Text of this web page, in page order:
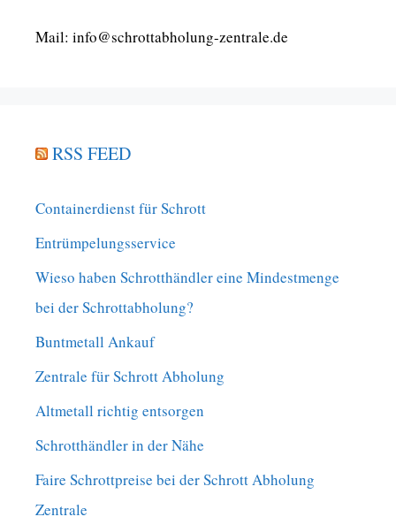
Mail: info@schrottabholung-zentrale.de
RSS FEED
Containerdienst für Schrott
Entrümpelungsservice
Wieso haben Schrotthändler eine Mindestmenge
bei der Schrottabholung?
Buntmetall Ankauf
Zentrale für Schrott Abholung
Altmetall richtig entsorgen
Schrotthändler in der Nähe
Faire Schrottpreise bei der Schrott Abholung
Zentrale